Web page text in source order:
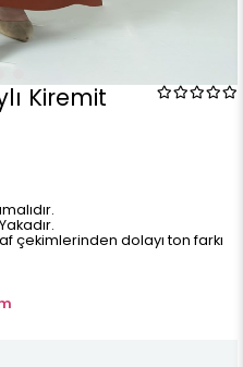
Kiremit
çekimlerinden dolayı ton farkı